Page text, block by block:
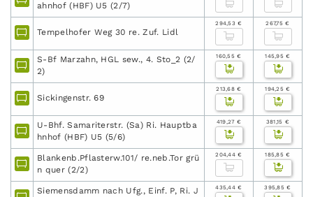
ahnhof (HBF) U5 (2/7)
Tempelhofer Weg 30 re. Zuf. Lidl
294,53 € 267,75 €
S-Bf Marzahn, HGL sew., 4. Sto_2 (2/
2)
160,55 € 145,95 €
Sickingenstr. 69
213,68 € 194,25 €
U-Bhf. Samariterstr. (Sa) Ri. Hauptba
hnhof (HBF) U5 (5/6)
419,27 € 381,15 €
Blankenb.Pflasterw.101/ re.neb.Tor grü
n quer (2/2)
204,44 € 185,85 €
Siemensdamm nach Ufg., Einf. P, Ri. J
435,44 € 395,85 €